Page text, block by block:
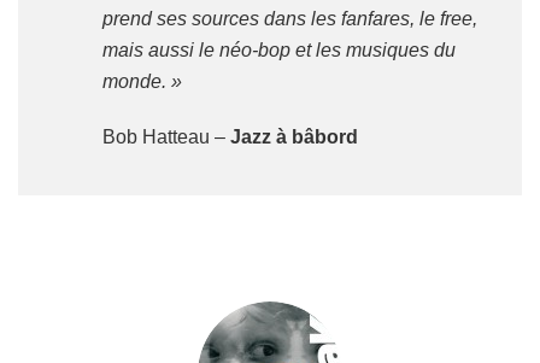
prend ses sources dans les fanfares, le free,
mais aussi le néo-bop et les musiques du
monde. »
Bob Hatteau – Jazz à bâbord